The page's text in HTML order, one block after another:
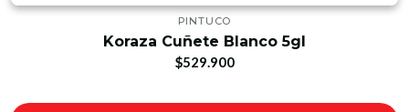
PINTUCO
Koraza Cuñete Blanco 5gl
$529.900